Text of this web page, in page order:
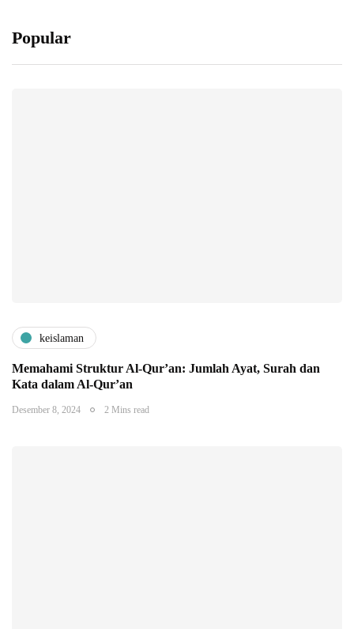
Popular
keislaman
Memahami Struktur Al-Qur’an: Jumlah Ayat, Surah dan
Kata dalam Al-Qur’an
Desember 8, 2024 2 Mins read